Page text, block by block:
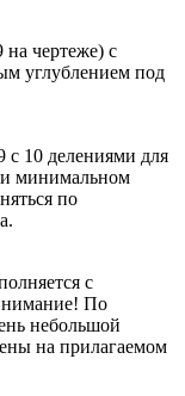
чертеже) с
углублением под
с 10 делениями для
минимальном
по
с
По
небольшой
на прилагаемом